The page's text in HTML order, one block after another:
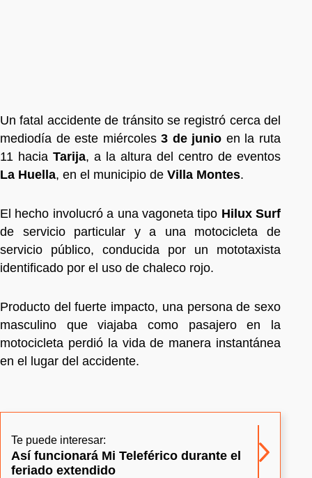
Un fatal accidente de tránsito se registró cerca del
mediodía de este miércoles3 de junio en la ruta
11 hacia Tarija, a la altura del centro de eventos
La Huella, en el municipio de Villa Montes.
El hecho involucró a una vagoneta tipo Hilux Surf
de servicio particular y a una motocicleta de
servicio público, conducida por un mototaxista
identificado por el uso de chaleco rojo.
Producto del fuerte impacto, una persona de sexo
masculino que viajaba como pasajero en la
motocicleta perdió la vida de manera instantánea
en el lugar del accidente.
Te puede interesar:
Así funcionará Mi Teleférico durante el
feriado extendido